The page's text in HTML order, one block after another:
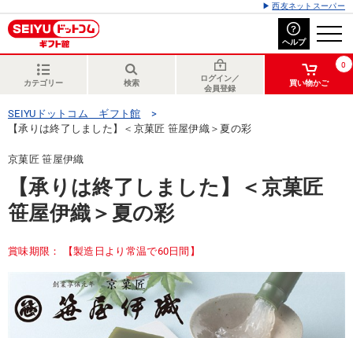
西友ネットスーパー
ヘルプ
カテゴリー 検索
ログイン／
会員登録
0
買い物かご
SEIYUドットコム ギフト館
【承りは終了しました】＜京菓匠 笹屋伊織＞夏の彩
京菓匠 笹屋伊織
【承りは終了しました】＜京菓匠
笹屋伊織＞夏の彩
賞味期限： 【製造日より常温で60日間】